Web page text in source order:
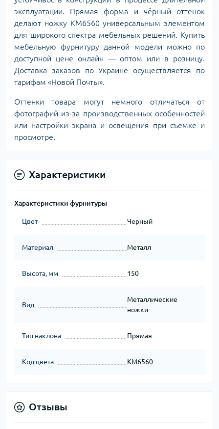
эксплуатации. Прямая форма и чёрный оттенок
делают ножку KM6560 универсальным элементом
для широкого спектра мебельных решений. Купить
мебельную фурнитуру данной модели можно по
доступной цене онлайн — оптом или в розницу.
Доставка заказов по Украине осуществляется по
тарифам «Новой Почты».
Оттенки товара могут немного отличаться от
фотографий из-за производственных особенностей
или настройки экрана и освещения при съемке и
просмотре.
Характеристики
Характеристики фурнитуры
Цвет Черный
Материал Металл
Высота, мм 150
Вид
Металлические
ножки
Тип наклона Прямая
Код цвета KM6560
Отзывы